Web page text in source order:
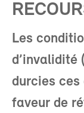
Les
d’invalidité
durcies ces
faveur de